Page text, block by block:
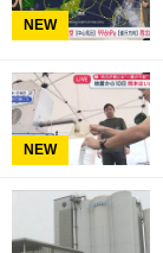
NEW
NEW